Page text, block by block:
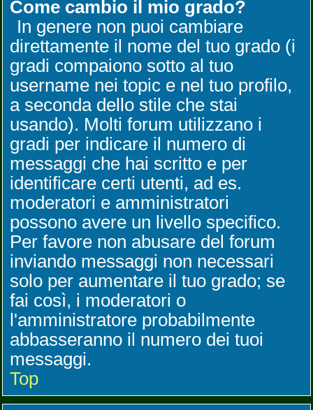
Come cambio il mio grado?
In genere non puoi cambiare
direttamente il nome del tuo grado (i
gradi compaiono sotto al tuo
username nei topic e nel tuo profilo,
a seconda dello stile che stai
usando). Molti forum utilizzano i
gradi per indicare il numero di
messaggi che hai scritto e per
identificare certi utenti, ad es.
moderatori e amministratori
possono avere un livello specifico.
Per favore non abusare del forum
inviando messaggi non necessari
solo per aumentare il tuo grado; se
fai così, i moderatori o
l'amministratore probabilmente
abbasseranno il numero dei tuoi
messaggi.
Top